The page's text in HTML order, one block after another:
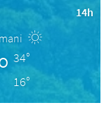
14h
34°
16°